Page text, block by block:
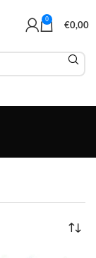
0 €0,00